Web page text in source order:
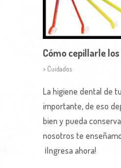
Cómo cepillarle
> Cuidados
La higiene dental de
importante, de eso
bien y pueda
nosotros te
¡Ingresa ahora!